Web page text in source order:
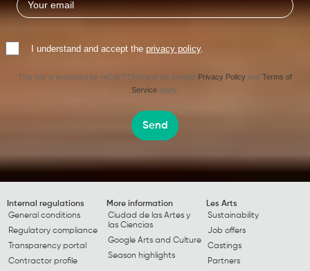
I understand and accept the privacy policy.
This site is protected by reCAPTCHA and the Google Privacy Policy and Terms of
Service apply.
Send
Internal regulations
General conditions
Regulatory compliance
Transparency portal
Contractor profile
More information
Ciudad de las Artes y
las Ciencias
Google Arts and Culture
Season highlights
Les Arts
Sustainability
Job offers
Castings
Partners